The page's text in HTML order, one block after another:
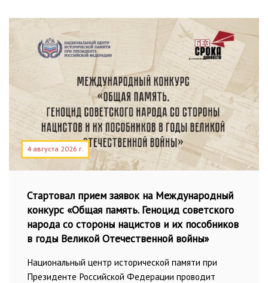
4 августа 2026 г.
Стартовал прием заявок на Международный
конкурс «Общая память. Геноцид советского
народа со стороны нацистов и их пособников
в годы Великой Отечественной войны»
Национальный центр исторической памяти при
Президенте Российской Федерации проводит